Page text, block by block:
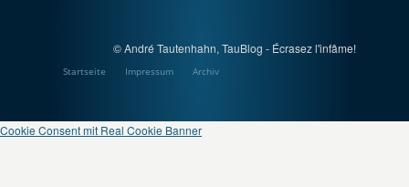
© André Tautenhahn, TauBlog - Écrasez l'infâme!
Startseite Impressum Archiv
Cookie Consent mit Real Cookie Banner